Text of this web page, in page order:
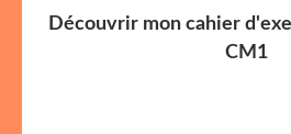
Découvrir mon cahier
CM1